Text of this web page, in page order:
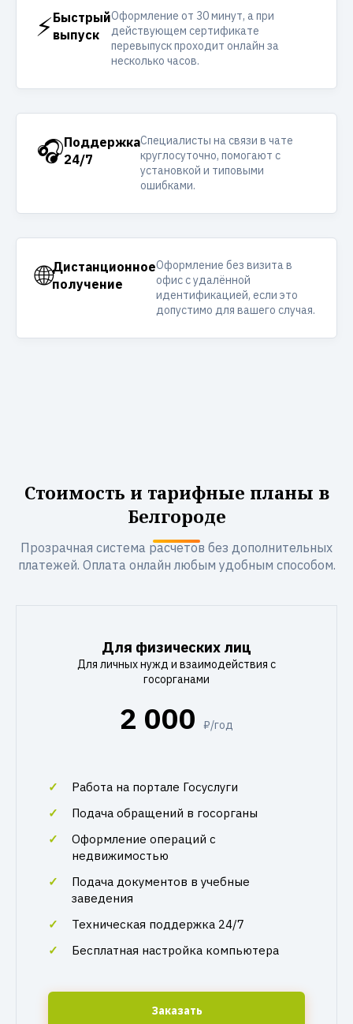
⚡Быстрый
выпуск
Оформление от 30 минут, а при
действующем сертификате
перевыпуск проходит онлайн за
несколько часов.
🎧Поддержка
24/7
Специалисты на связи в чате
круглосуточно, помогают с
установкой и типовыми
ошибками.
🌐Дистанционное
получение
Оформление без визита в
офис с удалённой
идентификацией, если это
допустимо для вашего случая.
Стоимость и тарифные планы в
Белгороде
Прозрачная система расчетов без дополнительных
платежей. Оплата онлайн любым удобным способом.
Для физических лиц
Для личных нужд и взаимодействия с
госорганами
2 000 ₽/год
Работа на портале Госуслуги
Подача обращений в госорганы
Оформление операций с
недвижимостью
Подача документов в учебные
заведения
Техническая поддержка 24/7
Бесплатная настройка компьютера
Заказать